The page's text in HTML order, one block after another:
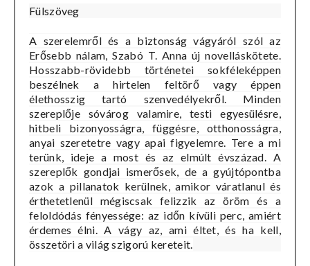
Fülszöveg
A szerelemről és a biztonság vágyáról szól az
Erősebb nálam, Szabó T. Anna új novelláskötete.
Hosszabb-rövidebb történetei sokféleképpen
beszélnek a hirtelen feltörő vagy éppen
élethosszig tartó szenvedélyekről. Minden
szereplője sóvárog valamire, testi egyesülésre,
hitbeli bizonyosságra, függésre, otthonosságra,
anyai szeretetre vagy apai figyelemre. Tere a mi
terünk, ideje a most és az elmúlt évszázad. A
szereplők gondjai ismerősek, de a gyújtópontba
azok a pillanatok kerülnek, amikor váratlanul és
érthetetlenül mégiscsak felizzik az öröm és a
feloldódás fényessége: az időn kívüli perc, amiért
érdemes élni. A vágy az, ami éltet, és ha kell,
összetöri a világ szigorú kereteit.